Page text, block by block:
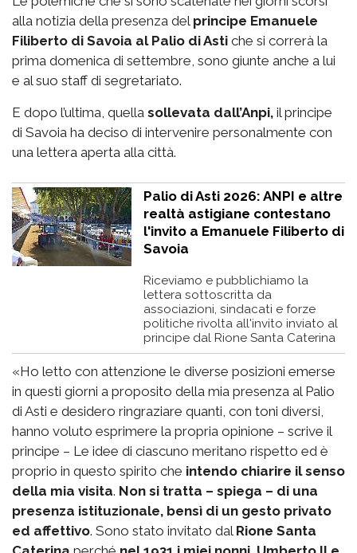
alla notizia della presenza del principe Emanuele
Filiberto di Savoia al Palio di Asti che si correrà la
prima domenica di settembre, sono giunte anche a lui
e al suo staff di segretariato.
E dopo l’ultima, quella sollevata dall’Anpi, il principe
di Savoia ha deciso di intervenire personalmente con
una lettera aperta alla città.
Palio di Asti 2026: ANPI e altre
realtà astigiane contestano
l'invito a Emanuele Filiberto di
Savoia
Riceviamo e pubblichiamo la
lettera sottoscritta da
associazioni, sindacati e forze
politiche rivolta all'invito inviato al
principe dal Rione Santa Caterina
«Ho letto con attenzione le diverse posizioni emerse
in questi giorni a proposito della mia presenza al Palio
di Asti e desidero ringraziare quanti, con toni diversi,
hanno voluto esprimere la propria opinione – scrive il
principe – Le idee di ciascuno meritano rispetto ed è
proprio in questo spirito che intendo chiarire il senso
della mia visita. Non si tratta – spiega – di una
presenza istituzionale, bensì di un gesto privato
ed affettivo. Sono stato invitato dal Rione Santa